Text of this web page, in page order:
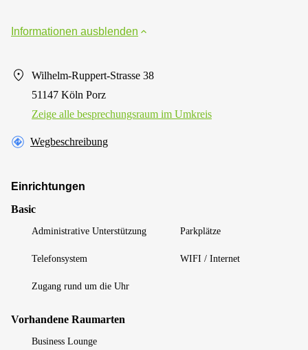
Informationen ausblenden
Wilhelm-Ruppert-Strasse 38
51147 Köln Porz
Zeige alle besprechungsraum im Umkreis
Wegbeschreibung
Einrichtungen
Basic
Administrative Unterstützung Parkplätze
Telefonsystem WIFI / Internet
Zugang rund um die Uhr
Vorhandene Raumarten
Business Lounge